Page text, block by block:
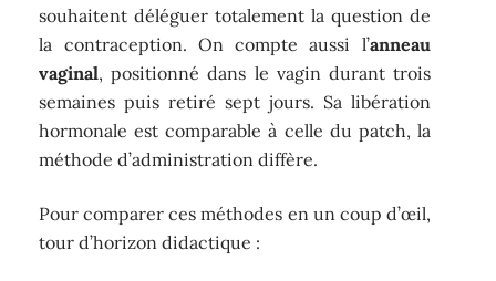
souhaitent déléguer totalement la question de
la contraception. On compte aussi l’anneau
vaginal, positionné dans le vagin durant trois
semaines puis retiré sept jours. Sa libération
hormonale est comparable à celle du patch, la
méthode d’administration diffère.
Pour comparer ces méthodes en un coup d’œil,
tour d’horizon didactique :